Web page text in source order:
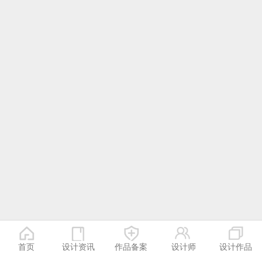
首页 设计资讯 作品备案 设计师 设计作品